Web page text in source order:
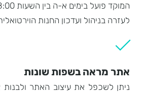
המוקד פועל בימים א-ה בין השעות 9:00-18:00
לעזרה בניהול ועדכון החנות
אתר מראה בשפות שונות
ניתן לשכפל את עיצוב האתר